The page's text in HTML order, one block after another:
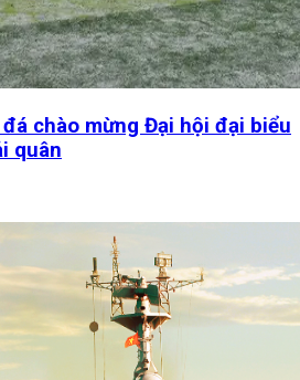
chào mừng Đại hội đại biểu
quân